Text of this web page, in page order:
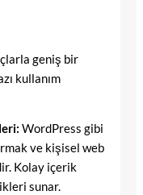
geniş bir
kullanım
WordPress gibi
ve kişisel web
Kolay içerik
sunar.